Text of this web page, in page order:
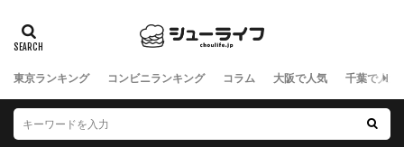
東京ランキング コンビニランキング コラム 大阪で人気 千葉で人気